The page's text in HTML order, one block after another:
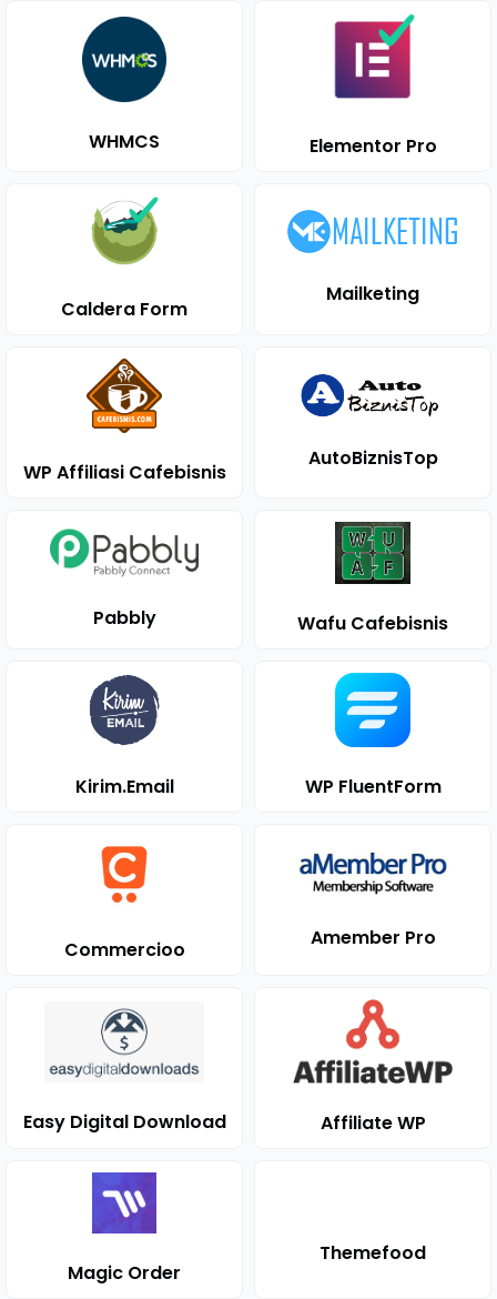
WHMCS Elementor Pro
Caldera Form
Mailketing
WP Affiliasi Cafebisnis
AutoBiznisTop
Pabbly Wafu Cafebisnis
Kirim.Email WP FluentForm
Commercioo Amember Pro
Easy Digital Download Affiliate WP
Magic Order
Themefood